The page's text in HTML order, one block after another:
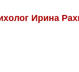
Ирина